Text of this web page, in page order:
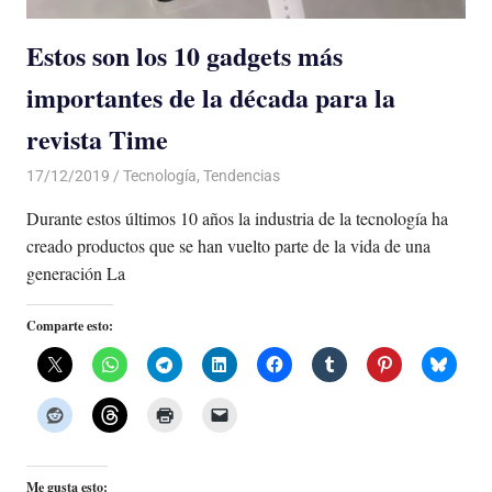
Estos son los 10 gadgets más
importantes de la década para la
revista Time
17/12/2019 De todo un Poco
Tecnología, Tendencias
Durante estos últimos 10 años la industria de la tecnología ha
creado productos que se han vuelto parte de la vida de una
generación La
Comparte esto:
Me gusta esto: